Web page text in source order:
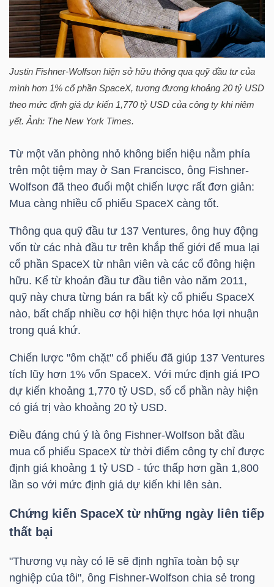
Justin Fishner-Wolfson hiện sở hữu thông qua quỹ đầu tư của
mình hơn 1% cổ phần SpaceX, tương đương khoảng 20tỷ USD
theo mức định giá dự kiến 1,770tỷ USD của công ty khi niêm
yết. Ảnh: The New York Times.
Từ một văn phòng nhỏ không biển hiệu nằm phía
trên một tiệm may ở San Francisco, ông Fishner-
Wolfson đã theo đuổi một chiến lược rất đơn giản:
Mua càng nhiều cổ phiếu SpaceX càng tốt.
Thông qua quỹ đầu tư 137 Ventures, ông huy động
vốn từ các nhà đầu tư trên khắp thế giới để mua lại
cổ phần SpaceX từ nhân viên và các cổ đông hiện
hữu. Kể từ khoản đầu tư đầu tiên vào năm 2011,
quỹ này chưa từng bán ra bất kỳ cổ phiếu SpaceX
nào, bất chấp nhiều cơ hội hiện thực hóa lợi nhuận
trong quá khứ.
Chiến lược "ôm chặt" cổ phiếu đã giúp 137 Ventures
tích lũy hơn 1% vốn SpaceX. Với mức định giá IPO
dự kiến khoảng 1,770 tỷ USD, số cổ phần này hiện
có giá trị vào khoảng 20 tỷ USD.
Điều đáng chú ý là ông Fishner-Wolfson bắt đầu
mua cổ phiếu SpaceX từ thời điểm công ty chỉ được
định giá khoảng 1 tỷ USD - tức thấp hơn gần 1,800
lần so với mức định giá dự kiến khi lên sàn.
Chứng kiến SpaceX từ những ngày liên tiếp
thất bại
"Thương vụ này có lẽ sẽ định nghĩa toàn bộ sự
nghiệp của tôi", ông Fishner-Wolfson chia sẻ trong
THẾ
GIỚI
ĐÔNG
DƯƠNG
TÀI
CHÍNH
CÁ
NHÂN
PHÂN
TÍCH
VIETSTOCKFINANCE
VĨ
MÔ
NGÀNH
DOANH
NGHIỆP